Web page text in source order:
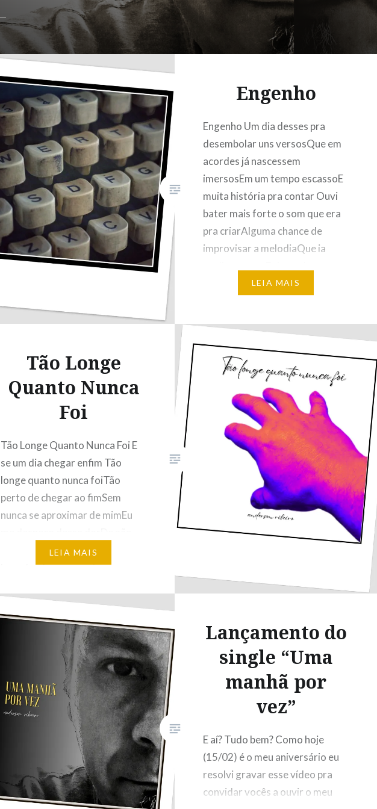
Engenho
Engenho Um dia desses pra
desembolar uns versosQue em
acordes já nascessem
imersosEm um tempo escassoE
muita história pra contar Ouvi
bater mais forte o som que era
pra criarAlguma chance de
improvisar a melodiaQue ia
era bom Pensar em misturar
coragem de fazer…
LEIA MAIS
Tão Longe
Quanto Nunca
Foi
Tão Longe Quanto Nunca Foi E
se um dia chegar enfim Tão
longe quanto nunca foiTão
perto de chegar ao fimSem
nunca se aproximar de mimEu
acreditar que poderia te
levarTão longe quanto nunca
Que poderia ser assimQue
saberia caminhar Deixar
pegadas nesse chão Sem…
LEIA MAIS
Lançamento do
single “Uma
manhã por
vez”
E aí? Tudo bem? Como hoje
(15/02) é o meu aniversário eu
resolvi gravar esse vídeo pra
convidar vocês a ouvir o meu